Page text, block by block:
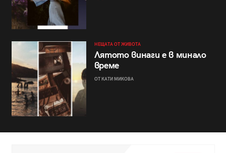
НЕЩАТА ОТ ЖИВОТА
Лятото винаги е в минало
време
ОТ КАТИ МИКОВА